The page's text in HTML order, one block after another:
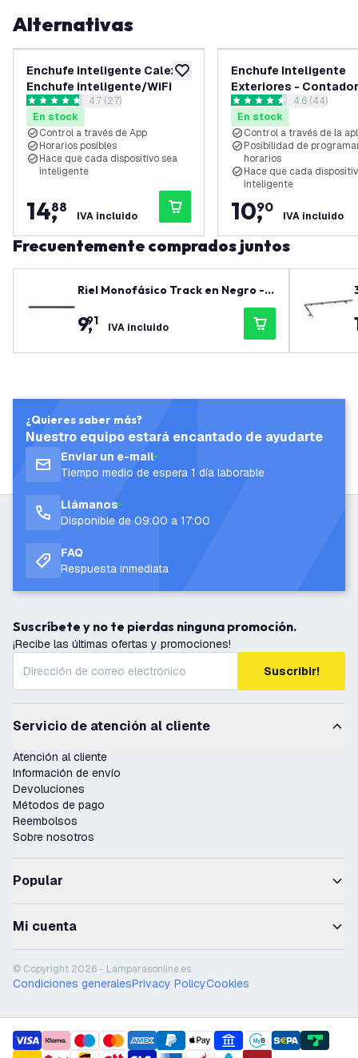
Alternativas
añadir a lista de deseos
Enchufe inteligente Calex -
Enchufe inteligente/WiFi
abrir el panel de reseñas
4.7 estrellas de puntuación
4.7 (27)
En stock
Control a través de App
Horarios posibles
Hace que cada dispositivo sea
inteligente
14,
88
IVA incluido
Enchufe Inteligente
Exteriores -
Luz - IP44 - Enchufe
abrir el
4.6 estrellas de puntuación
4.6 (44)
En stock
Control a través de la
Posibilidad de
horarios
Hace que cada
inteligente
10,
90
IVA incluido
Frecuentemente comprados juntos
Riel Monofásico Track en Negro - 1
9,
91 IVA incluido
¿Quieres saber más?
Nuestro equipo estará encantado de ayudarte
Enviar un e-mail
Tiempo medio de espera 1 día laborable
Llámanos
Disponible de 09:00 a 17:00
FAQ
Respuesta inmediata
Suscríbete y no te pierdas ninguna promoción.
¡Recibe las últimas ofertas y promociones!
Suscribir!
Servicio de atención al cliente
Atención al cliente
Información de envío
Devoluciones
Métodos de pago
Reembolsos
Sobre nosotros
Popular
Mi cuenta
© Copyright 2026 - Lámparasonline.es
Condiciones generalesPrivacy PolicyCookies
payment methods